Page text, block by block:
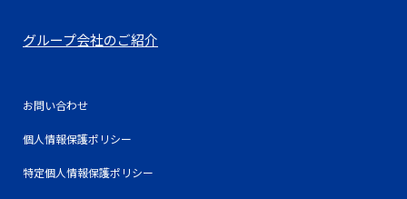
グループ会社のご紹介
お問い合わせ
個人情報保護ポリシー
特定個人情報保護ポリシー